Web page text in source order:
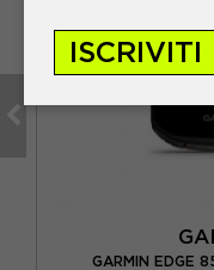
GARMIN EDGE
ISCRIVITI